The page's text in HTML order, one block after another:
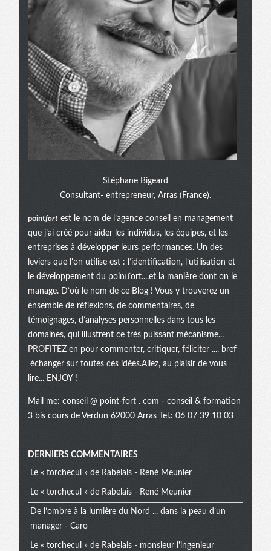
Stéphane Bigeard
Consultant- entrepreneur, Arras (France).
pointfort est le nom de l’agence conseil en management
que j’ai créé pour aider les individus, les équipes, et les
entreprises à développer leurs performances. Un des
leviers que l'on utilise est : l’identification, l’utilisation et
le développement du pointfort....et la manière dont on le
manage. D’où le nom de ce Blog ! Vous y trouverez un
ensemble de réflexions, de commentaires, de
témoignages, d’analyses personnelles dans tous les
domaines, qui illustrent ce très puissant mécanisme...
PROFITEZ en pour commenter, critiquer, féliciter .... bref
échanger sur toutes ces idées.Allez, au plaisir de vous
lire... ENJOY !
Mail me: conseil @ point-fort . com - conseil & formation
3 bis cours de Verdun 62000 Arras Tel.: 06 07 39 10 03
Menu
extra
DERNIERS COMMENTAIRES
Le « torchecul » de Rabelais - René Meunier
Le « torchecul » de Rabelais - René Meunier
De l’ombre à la lumière du Nord ... dans la peau d’un
manager - Caro
Le « torchecul » de Rabelais - monsieur l'ingenieur